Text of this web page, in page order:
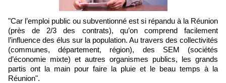
"Car l’emploi public ou subventionné est si répandu à la Réunion
(près de 2/3 des contrats), qu’on comprend facilement
l’influence des élus sur la population. Au travers des collectivités
(communes, département, région), des SEM (sociétés
d’économie mixte) et autres organismes publics, les grands
partis ont la main pour faire la pluie et le beau temps à la
Réunion".